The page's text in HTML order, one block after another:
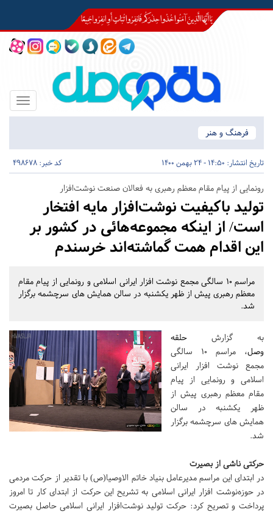
Toggle
فرهنگ و هنر
تاریخ انتشار: 14:50 - 24 بهمن 1400 کد خبر: 498678
رونمایی از پیام مقام معظم رهبری به فعالان صنعت نوشت‌افزار
تولید باکیفیت نوشت‌افزار مایه افتخار
است/ از اینکه مجموعه‌هائی در کشور بر
این اقدام همت گماشته‌اند خرسندم
مراسم 10 سالگی مجمع نوشت افزار ایرانی اسلامی و رونمایی از پیام مقام
معظم رهبری پیش از ظهر یکشنبه در سالن همایش های سرچشمه برگزار
شد.
به گزارش حلقه
وصل
، مراسم 10 سالگی
مجمع نوشت افزار ایرانی
اسلامی و رونمایی از پیام
مقام معظم رهبری پیش از
ظهر یکشنبه در سالن
همایش های سرچشمه برگزار
شد.
حرکتی ناشی از بصیرت
در ابتدای این مراسم مدیرعامل بنیاد خاتم الاوصیا(ص) با تقدیر از حرکت مردمی
در حوزه‌نوشت افزار ایرانی اسلامی به تشریح این حرکت از ابتدای کار تا امروز
پرداخت و تصریح کرد: حرکت تولید نوشت‌افزار ایرانی اسلامی حاصل بصیرت